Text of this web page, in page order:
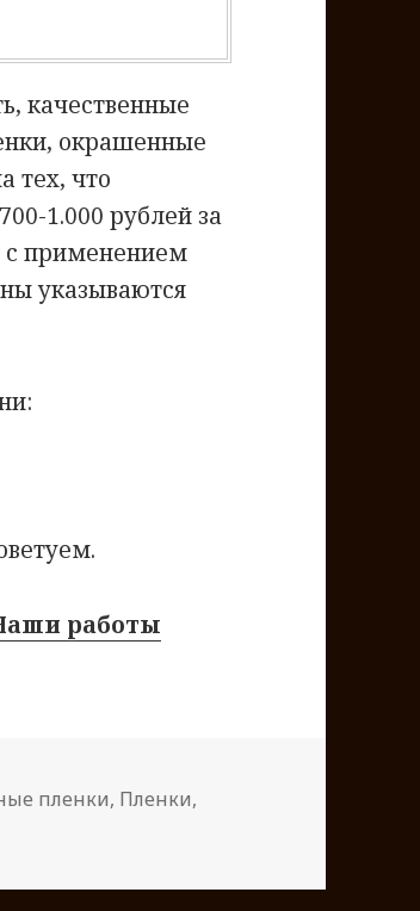
качественные
окрашенные
тех, что
1.000 рублей за
с применением
указываются
работы
пленки, Пленки,